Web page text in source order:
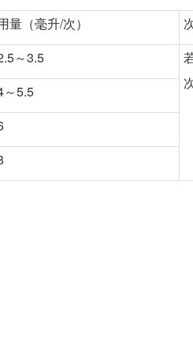
量（毫升/次）
～3.5
～5.5